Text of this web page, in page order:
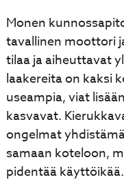
Monen
tavallinen moottori
tilaa ja aiheuttavat
laakereita on kaksi
useampia, viat
kasvavat.
ongelmat
samaan koteloon,
pidentää käyttöikää.